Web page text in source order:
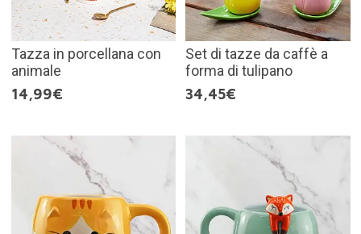
Tazza in porcellana con
animale
14,99€
Set di tazze da caffè a
forma di tulipano
34,45€